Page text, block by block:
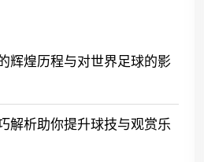
辉煌历程与对世界足球的影
解析助你提升球技与观赏乐